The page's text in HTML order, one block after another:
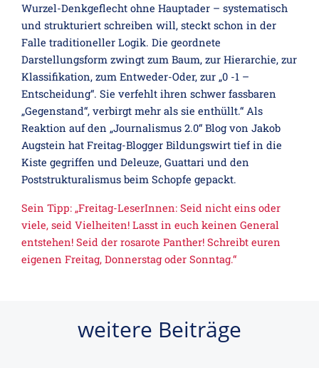
Wurzel-Denkgeflecht ohne Hauptader – systematisch
und strukturiert schreiben will, steckt schon in der
Falle traditioneller Logik. Die geordnete
Darstellungsform zwingt zum Baum, zur Hierarchie, zur
Klassifikation, zum Entweder-Oder, zur „0 -1 –
Entscheidung“. Sie verfehlt ihren schwer fassbaren
„Gegenstand“, verbirgt mehr als sie enthüllt.“ Als
Reaktion auf den „Journalismus 2.0“ Blog von Jakob
Augstein hat Freitag-Blogger Bildungswirt tief in die
Kiste gegriffen und Deleuze, Guattari und den
Poststrukturalismus beim Schopfe gepackt.
Sein Tipp: „Freitag-LeserInnen: Seid nicht eins oder
viele, seid Vielheiten! Lasst in euch keinen General
entstehen! Seid der rosarote Panther! Schreibt euren
eigenen Freitag, Donnerstag oder Sonntag.“
weitere Beiträge